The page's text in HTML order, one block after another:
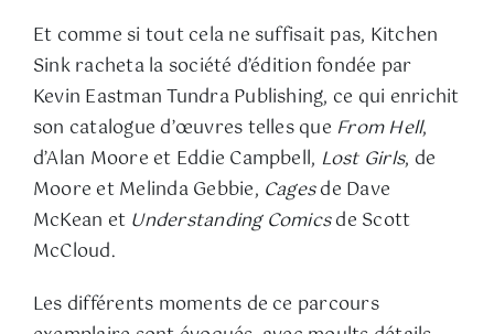
Et comme si tout cela ne suffisait pas, Kitchen
Sink racheta la société d’édition fondée par
Kevin Eastman Tundra Publishing, ce qui enrichit
son catalogue d’œuvres telles que From Hell,
d’Alan Moore et Eddie Campbell, Lost Girls, de
Moore et Melinda Gebbie, Cagesde Dave
McKean et Understanding Comicsde Scott
McCloud.
Les différents moments de ce parcours